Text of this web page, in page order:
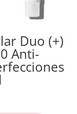
Duo (+)
Anti-